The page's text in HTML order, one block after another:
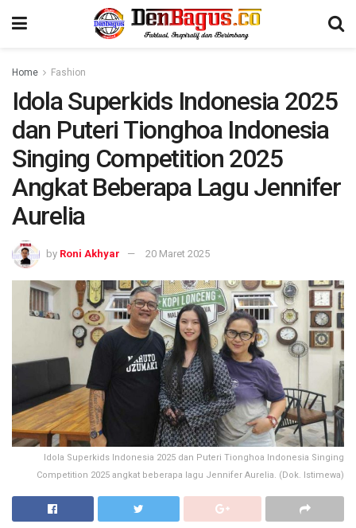
Home Fashion
Idola Superkids Indonesia 2025
dan Puteri Tionghoa Indonesia
Singing Competition 2025
Angkat Beberapa Lagu Jennifer
Aurelia
by Roni Akhyar 20 Maret 2025
Idola Superkids Indonesia 2025 dan Puteri Tionghoa Indonesia Singing
Competition 2025 angkat beberapa lagu Jennifer Aurelia. (Dok. Istimewa)